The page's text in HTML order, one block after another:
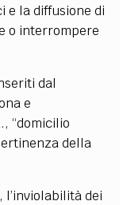
e la diffusione di
o interrompere
dal
e
“domicilio
della
l’inviolabilità dei